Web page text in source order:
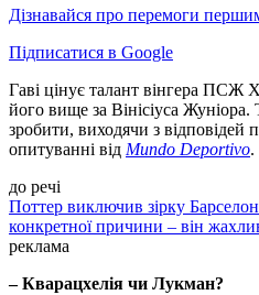
Дізнавайся про перемоги
Підписатися в Google
Гаві цінує талант вінгера ПСЖ
його вище за Вінісіуса
зробити, виходячи з відповідей
опитуванні від Mundo Deportivo.
до речі
Поттер виключив зірку
конкретної причини – він
реклама
– Кварацхелія чи Лукман?